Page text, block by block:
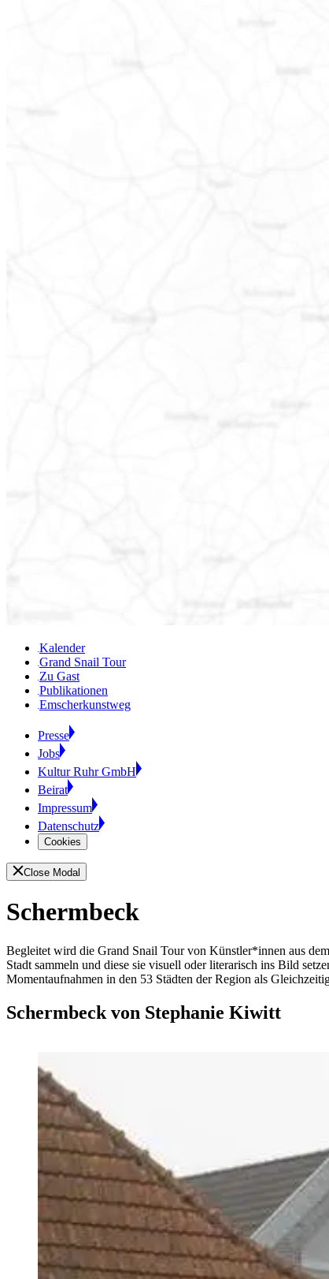
Kalender
Grand Snail Tour
Zu Gast
Publikationen
Emscherkunstweg
Presse
Jobs
Kultur Ruhr GmbH
Beirat
Impressum
Datenschutz
Cookies
Close Modal
Schermbeck
Begleitet wird die Grand Snail Tour von Künstler*innen aus
Stadt sammeln und diese sie visuell oder literarisch ins Bild
Momentaufnahmen in den 53 Städten der Region als
Schermbeck von Stephanie Kiwitt